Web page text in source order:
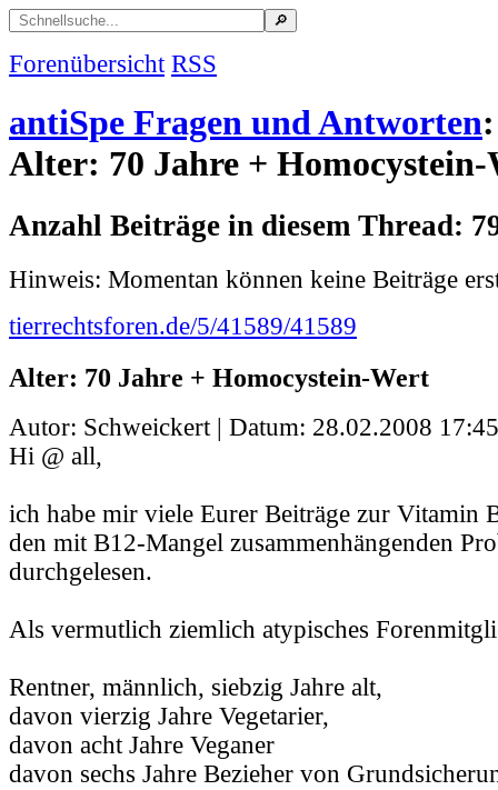
Forenübersicht RSS
antiSpe Fragen und Antworten:
Alter: 70 Jahre +
Anzahl Beiträge in diesem Thread:
Hinweis: Momentan können keine Beiträge
tierrechtsforen.de/5/41589/41589
Alter: 70 Jahre + Homocystein-Wert
Autor: Schweickert | Datum: 28.02.2008
Hi @ all,
ich habe mir viele Eurer Beiträge zur Vitamin
den mit B12-Mangel zusammenhängenden
durchgelesen.
Als vermutlich ziemlich atypisches
Rentner, männlich, siebzig Jahre alt,
davon vierzig Jahre Vegetarier,
davon acht Jahre Veganer
davon sechs Jahre Bezieher von